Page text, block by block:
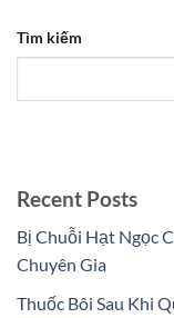
Tìm kiếm
Recent Posts
Bị Chuỗi Hạt Ngọc
Chuyên Gia
Thuốc Bôi Sau Khi